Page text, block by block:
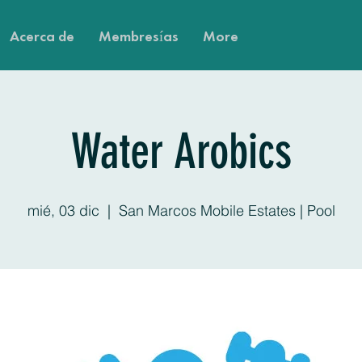
Acerca de Membresías More
Water Arobics
mié, 03 dic
  |
San Marcos Mobile Estates | Pool